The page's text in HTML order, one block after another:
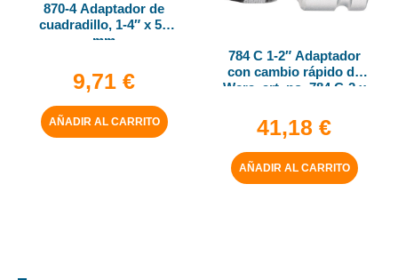
870-4 Adaptador de
cuadradillo, 1-4″ x 50
mm
9,71 €
AÑADIR AL CARRITO
784 C 1-2″ Adaptador
con cambio rápido de
Wera, art. no. 784 C-2 x
41,18 €
AÑADIR AL CARRITO